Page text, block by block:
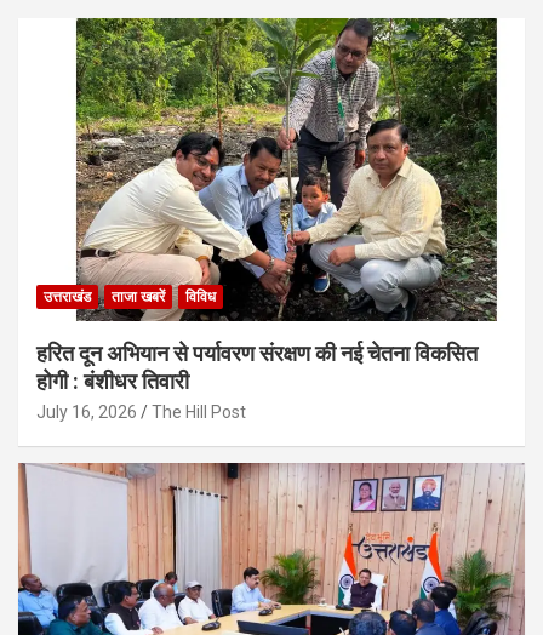
उत्तराखंड ताजा खबरें विविध
हरित दून अभियान से पर्यावरण संरक्षण की नई चेतना विकसित
होगी : बंशीधर तिवारी
July 16, 2026 The Hill Post